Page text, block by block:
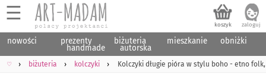
☰
nowości prezenty
handmade
biżuteria
autorska
mieszkanie obniżki
♡ biżuteria kolczyki Kolczyki długie pióra w stylu boho - etno